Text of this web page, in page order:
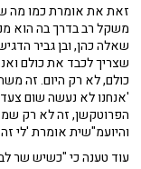
זאת את אומרת כמו מה
משקל רב בדרך בה הוא
שאלה כהן, ובן גביר
שצריך לכבד את כולם
כולם, לא רק היום. זה
'אנחנו לא נעשה שום
הפרוטקשן, זה לא רק
והיועמ"שית אומרת 'לי
עוד טענה כי "כשיש שר